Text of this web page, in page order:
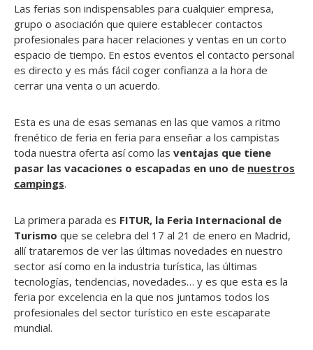
Las ferias son indispensables para cualquier empresa,
grupo o asociación que quiere establecer contactos
profesionales para hacer relaciones y ventas en un corto
espacio de tiempo. En estos eventos el contacto personal
es directo y es más fácil coger confianza a la hora de
cerrar una venta o un acuerdo.
Esta es una de esas semanas en las que vamos a ritmo
frenético de feria en feria para enseñar a los campistas
toda nuestra oferta así como las ventajas que tiene
pasar las vacaciones o escapadas en uno de nuestros
campings.
La primera parada es FITUR, la Feria Internacional de
Turismo que se celebra del 17 al 21 de enero en Madrid,
allí trataremos de ver las últimas novedades en nuestro
sector así como en la industria turística, las últimas
tecnologías, tendencias, novedades… y es que esta es la
feria por excelencia en la que nos juntamos todos los
profesionales del sector turístico en este escaparate
mundial.